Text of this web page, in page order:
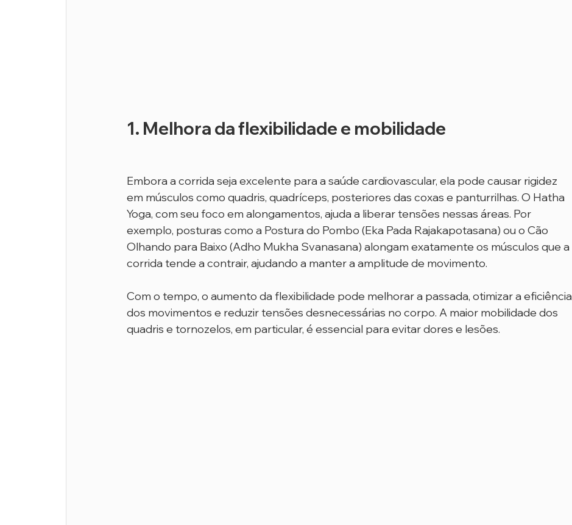
1. Melhora da flexibilidade e mobilidade
Embora a corrida seja excelente para a saúde cardiovascular, ela pode causar rigidez
em músculos como quadris, quadríceps, posteriores das coxas e panturrilhas. O Hatha
Yoga, com seu foco em alongamentos, ajuda a liberar tensões nessas áreas. Por
exemplo, posturas como a Postura do Pombo (Eka Pada Rajakapotasana) ou o Cão
Olhando para Baixo (Adho Mukha Svanasana) alongam exatamente os músculos que a
corrida tende a contrair, ajudando a manter a amplitude de movimento.
Com o tempo, o aumento da flexibilidade pode melhorar a passada, otimizar a eficiência
dos movimentos e reduzir tensões desnecessárias no corpo. A maior mobilidade dos
quadris e tornozelos, em particular, é essencial para evitar dores e lesões.